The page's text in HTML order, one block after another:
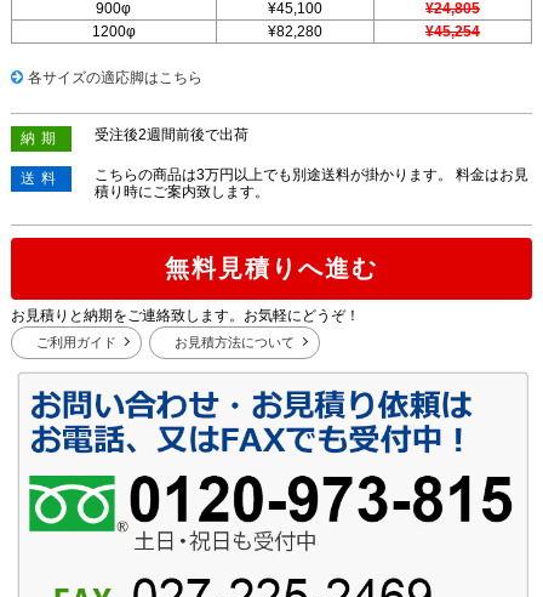
900φ ¥45,100
¥24,805
1200φ
¥82,280 ¥45,254
各サイズの適応脚はこちら
納期 受注後2週間前後で出荷
送料
こちらの商品は3万円以上でも別途送料が掛かります。 料金はお見
積り時にご案内致します。
無料見積りへ進む
お見積りと納期をご連絡致します。お気軽にどうぞ！
ご利用ガイド お見積方法について